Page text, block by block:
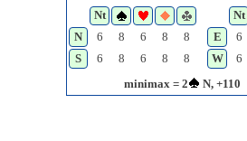
Nt
Nt
N
6 8 6 8 8 E 6
S
6 8 6 8 8 W 6
minimax = 2
N, +110